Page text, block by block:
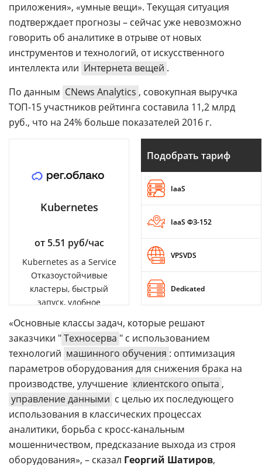
приложения», «умные вещи». Текущая ситуация
подтверждает прогнозы – сейчас уже невозможно
говорить об аналитике в отрыве от новых
инструментов и технологий, от искусственного
интеллекта или Интернета вещей .
По данным CNews Analytics , совокупная выручка
ТОП-15 участников рейтинга составила 11,2 млрд
руб., что на 24% больше показателей 2016 г.
Kubernetes
от 5.51 руб/час
Kubernetes as a Service
Отказоустойчивые
кластеры, быстрый
запуск, удобное
Подобрать тариф
IaaS
IaaS ФЗ-152
VPSVDS
Dedicated
«Основные классы задач, которые решают
заказчики "Техносерва " с использованием
технологий машинного обучения : оптимизация
параметров оборудования для снижения брака на
производстве, улучшение клиентского опыта ,
управление данными с целью их последующего
использования в классических процессах
аналитики, борьба с кросс-канальным
мошенничеством, предсказание выхода из строя
оборудования», – сказал Георгий Шатиров,